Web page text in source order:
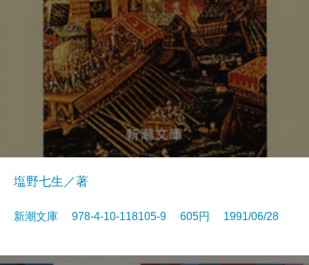
塩野七生／著
新潮文庫 978-4-10-118105-9 605円 1991/06/28